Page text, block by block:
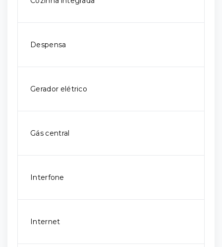
Despensa
Gerador elétrico
Gás central
Interfone
Internet